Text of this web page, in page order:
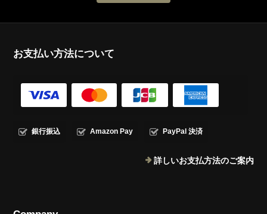
お支払い方法について
銀行振込 Amazon Pay PayPal 決済
詳しいお支払方法のご案内